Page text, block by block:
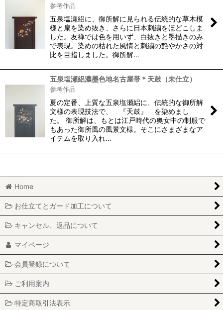
参考作品
五泉塩瀬絽に、御所解に見られる伝統的な草木模
様と扇を染め抜き、さらに日本刺繍をほどこしま
した。友禅では色を用いず、白抜きと墨描きのみ
で表現。染めの枯れた風情と刺繍の艶やかさの対
比を目指しました。御所解…
五泉塩瀬絽濃墨色地名古屋帯＊天鼓（未仕立）
参考作品
夏の定番、上質な五泉塩瀬絽に、伝統的な御所解
文様の表現技法で、 『天鼓』 を染めまし
た。 御所解は、もとは江戸時代の奥女中の制服で
もあった御所風の風景文様。そこにさまざまなア
イテムを取り入れ…
Home
お仕立てとガード加工について
キャンセル、返品について
マイページ
会員登録について
ご利用案内
特定商取引法表示